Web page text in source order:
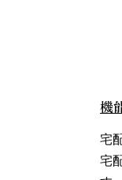
機
宅
宅